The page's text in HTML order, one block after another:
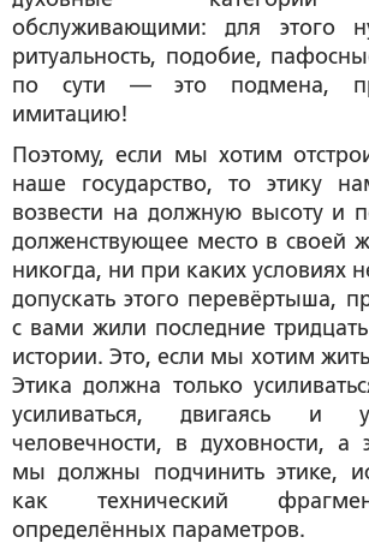
обслуживающими: для этого
ритуальность, подобие,
по сути — это подмена,
имитацию!
Поэтому, если мы хотим
наше государство, то этику
возвести на должную высоту и
долженствующее место в своей
никогда, ни при каких условиях
допускать этого перевёртыша,
с вами жили последние
истории. Это, если мы хотим жить
Этика должна только
усиливаться, двигаясь и
человечности, в духовности, а
мы должны подчинить этике,
как технический
определённых параметров.